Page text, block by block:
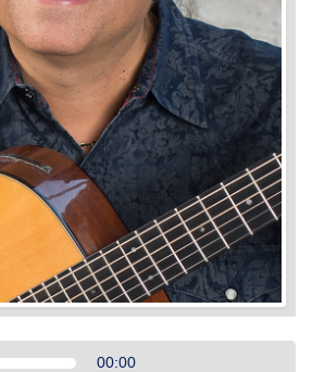
Audio00:00